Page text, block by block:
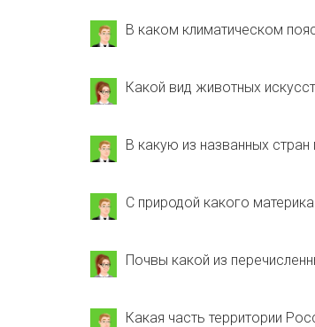
В каком климатическом
Какой вид животных
В какую из названных
С природой какого
Почвы какой из
Какая часть территории